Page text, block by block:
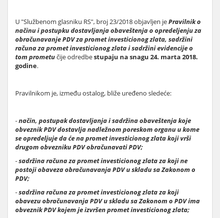
U "Službenom glasniku RS", broj 23/2018 objavljen jePravilnik o
načinu i postupku dostavljanja obaveštenja o opredeljenju za
obračunavanje PDV za promet investicionog zlata, sadržini
računa za promet investicionog zlata i sadržini evidencije o
tom prometučije odredbestupaju na snagu 24. marta 2018.
godine.
Pravilnikom je, između ostalog, bliže uređeno sledeće:
-način, postupak dostavljanja i sadržina obaveštenja koje
obveznik PDV dostavlja nadležnom poreskom organu u kome
se opredeljuje da će na promet investicionog zlata koji vrši
drugom obvezniku PDV obračunavati PDV;
-sadržina računa za promet investicionog zlata za koji ne
postoji obaveza obračunavanja PDV u skladu sa Zakonom o
PDV;
-sadržina računa za promet investicionog zlata za koji
obavezu obračunavanja PDV u skladu sa Zakonom o PDV ima
obveznik PDV kojem je izvršen promet investicionog zlata;